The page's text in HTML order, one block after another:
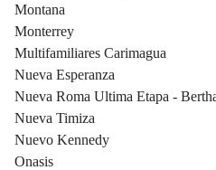
Montana
Monterrey
Multifamiliares Carimagua
Nueva Esperanza
Nueva Roma Ultima Etapa -
Nueva Timiza
Nuevo Kennedy
Onasis